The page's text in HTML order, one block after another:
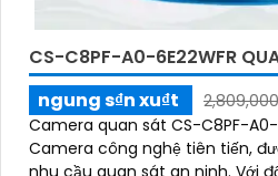
CS-C8PF-A0-6E22WFR
ngung s₫n xu₫t
Camera quan sát CS-C8PF-A0-
Camera công nghệ tiên tiến,